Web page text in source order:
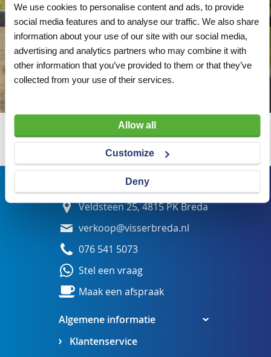
We use cookies to personalise content and ads, to provide
social media features and to analyse our traffic. We also share
information about your use of our site with our social media,
advertising and analytics partners who may combine it with
other information that you’ve provided to them or that they’ve
collected from your use of their services.
Allow all
Customize
Deny
Wij adviseren u graag
Algemene informatie
Klantenservice
Veldsteen 25, 4815 PK Breda
verkoop@visserbreda.nl
076 541 5073
Stel een vraag
Maak een afspraak